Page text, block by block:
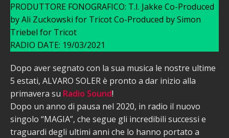
PRODUTTORE FONOGRAFICO: T.I. Jakke Co-Produced
by Ali Zuckowski for Tricot Co-Produced by Simon
Triebel for Tricot
RADIO DATE: 19/03/2021
Dopo aver segnato con la sua musica le nostre ultime
5 estati, ALVARO SOLER è pronto a dar inizio alla
primavera su Radio Sound!
Dopo un anno di pausa nel 2020, in radio il nuovo
singolo “MAGIA”, che segue gli incredibili successi e
traguardi degli ultimi anni che lo hanno portato a